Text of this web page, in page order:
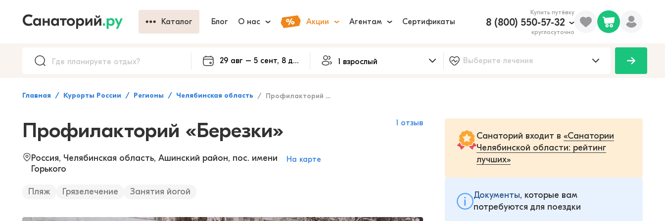
Каталог Блог О нас Акции Агентам Сертификаты
Купить путёвку
8 (800) 550-57-32
круглосуточно
Главная Курорты России Регионы Челябинская область Профилакторий «Березки»
Профилакторий «Березки»
Россия, Челябинская область, Ашинский район, пос. имени
Горького
На карте
Пляж Грязелечение Занятия йогой
1 отзыв
Санаторий входит в «Санатории
Челябинской области: рейтинг
лучших»
Документы, которые вам
потребуются для поездки